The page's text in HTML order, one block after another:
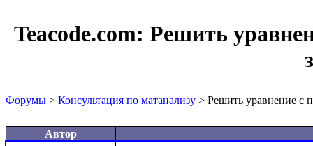
Teacode.com: Решить
Форумы > Консультация по матанализу > Решить уравнение с
Автор